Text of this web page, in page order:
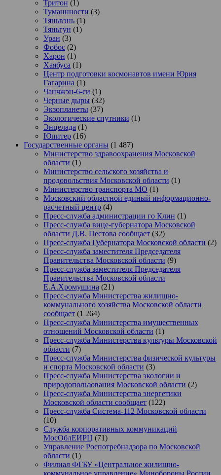
Тритон (1)
Туманнности (3)
Тяньвэнь (1)
Тяньгун (1)
Уран (3)
Фобос (2)
Харон (1)
Хаябуса (1)
Центр подготовки космонавтов имени Юрия
Гагарина (1)
Чанчжэн-6-си (1)
Черные дыры (32)
Экзопланеты (37)
Экологические спутники (1)
Энцелада (1)
Юпитер (16)
Государственные органы (1 487)
Министерство здравоохранения Московской
области (1)
Министерство сельского хозяйства и
продовольствия Московской области (1)
Министерство транспорта МО (1)
Московский областной единый информационно-
расчетный центр (4)
Пресс-служба администрации го Клин (1)
Пресс-служба вице-губернатора Московской
области Д.В. Пестова сообщает (32)
Пресс-служба Губернатора Московской области (2)
Пресс-служба заместителя Председателя
Правительства Московской области (9)
Пресс-служба заместителя Председателя
Правительства Московской области
Е.А.Хромушина (21)
Пресс-служба Министерства жилищно-
коммунального хозяйства Московской области
сообщает (1 264)
Пресс-служба Министерства имущественных
отношений Московской области (1)
Пресс-служба Министерства культуры Московской
области (7)
Пресс-служба Министерства физической культуры
и спорта Московской области (3)
Пресс-служба Министерства экологии и
природопользования Московской области (2)
Пресс-служба Министерства энергетики
Московской области сообщает (122)
Пресс-служба Система-112 Московской области
(10)
Служба корпоративных коммуникаций
МосОблЕИРЦ (71)
Управление Роспотребнадзора по Московской
области (1)
Филиал ФГБУ «Центральное жилищно-
коммунальное управление» Минобороны России